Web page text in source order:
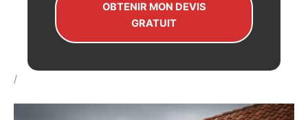
OBTENIR MON DEVIS
GRATUIT
/